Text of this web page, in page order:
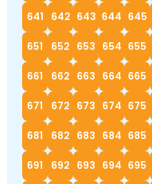
641 642 643 644 645
651 652 653 654 655
661 662 663 664 665
671 672 673 674 675
681 682 683 684 685
691 692 693 694 695